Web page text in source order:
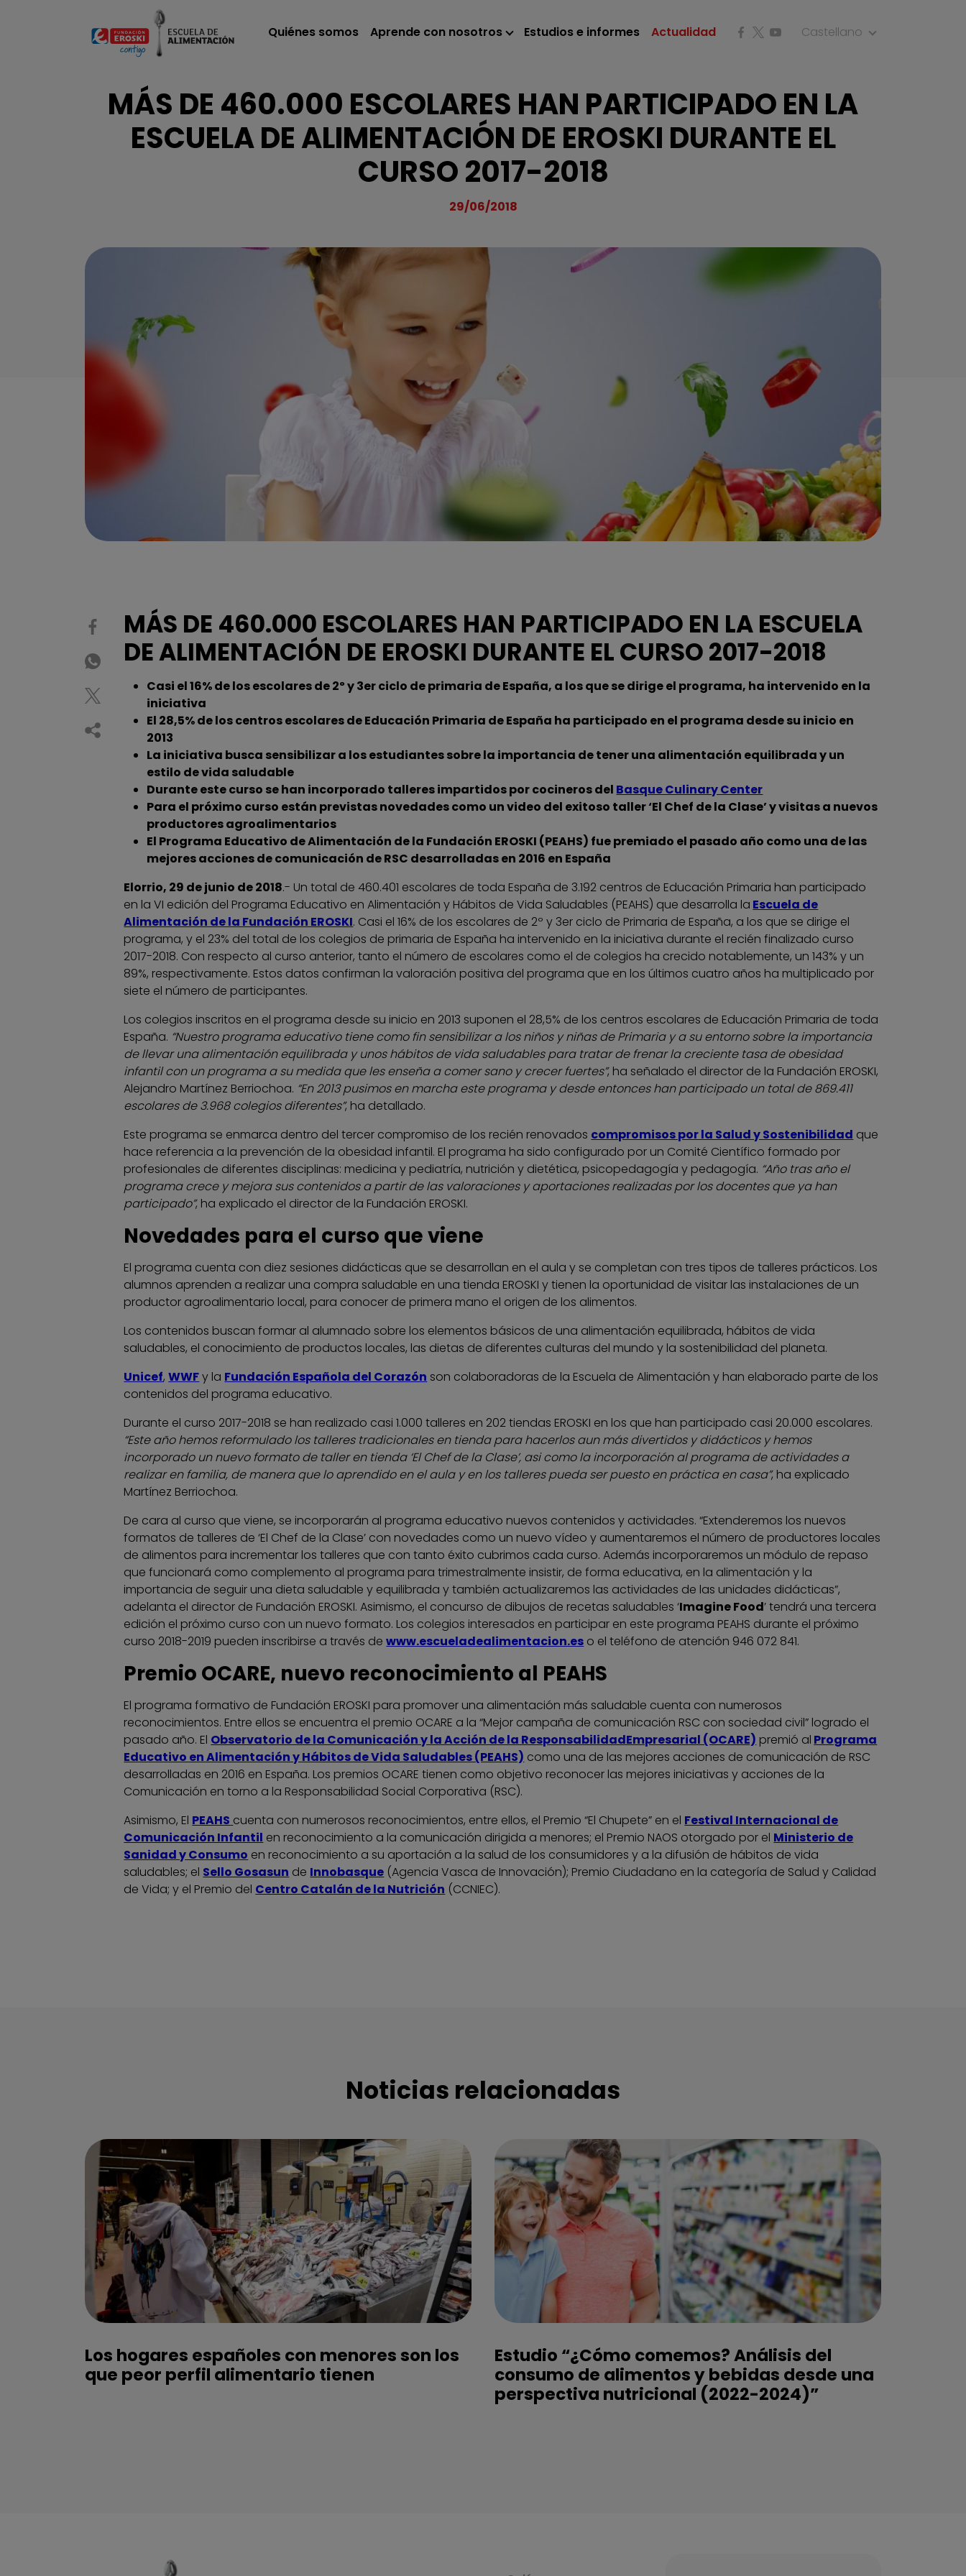
Pasar al contenido principal
Quiénes somos
Aprende con nosotros Estudios e informes Actualidad Castellano
MÁS DE 460.000 ESCOLARES HAN PARTICIPADO EN LA
ESCUELA DE ALIMENTACIÓN DE EROSKI DURANTE EL
CURSO 2017-2018
29/06/2018
MÁS DE 460.000 ESCOLARES HAN PARTICIPADO EN LA ESCUELA
DE ALIMENTACIÓN DE EROSKI DURANTE EL CURSO 2017-2018
Casi el 16% de los escolares de 2º y 3er ciclo de primaria de España, a los que se dirige el programa, ha intervenido en la
iniciativa
El 28,5% de los centros escolares de Educación Primaria de España ha participado en el programa desde su inicio en
2013
La iniciativa busca sensibilizar a los estudiantes sobre la importancia de tener una alimentación equilibrada y un
estilo de vida saludable
Durante este curso se han incorporado talleres impartidos por cocineros del Basque Culinary Center
Para el próximo curso están previstas novedades como un video del exitoso taller ‘El Chef de la Clase’ y visitas a nuevos
productores agroalimentarios
El Programa Educativo de Alimentación de la Fundación EROSKI (PEAHS) fue premiado el pasado año como una de las
mejores acciones de comunicación de RSC desarrolladas en 2016 en España
Elorrio, 29 de junio de 2018.- Un total de 460.401 escolares de toda España de 3.192 centros de Educación Primaria han participado
en la VI edición del Programa Educativo en Alimentación y Hábitos de Vida Saludables (PEAHS) que desarrolla la Escuela de
Alimentación de la Fundación EROSKI. Casi el 16% de los escolares de 2º y 3er ciclo de Primaria de España, a los que se dirige el
programa, y el 23% del total de los colegios de primaria de España ha intervenido en la iniciativa durante el recién finalizado curso
2017-2018. Con respecto al curso anterior, tanto el número de escolares como el de colegios ha crecido notablemente, un 143% y un
89%, respectivamente. Estos datos confirman la valoración positiva del programa que en los últimos cuatro años ha multiplicado por
siete el número de participantes.
Los colegios inscritos en el programa desde su inicio en 2013 suponen el 28,5% de los centros escolares de Educación Primaria de toda
España. “Nuestro programa educativo tiene como fin sensibilizar a los niños y niñas de Primaria y a su entorno sobre la importancia
de llevar una alimentación equilibrada y unos hábitos de vida saludables para tratar de frenar la creciente tasa de obesidad
infantil con un programa a su medida que les enseña a comer sano y crecer fuertes”, ha señalado el director de la Fundación EROSKI,
Alejandro Martínez Berriochoa. “En 2013 pusimos en marcha este programa y desde entonces han participado un total de 869.411
escolares de 3.968 colegios diferentes”, ha detallado.
Este programa se enmarca dentro del tercer compromiso de los recién renovados compromisos por la Salud y Sostenibilidad que
hace referencia a la prevención de la obesidad infantil. El programa ha sido configurado por un Comité Científico formado por
profesionales de diferentes disciplinas: medicina y pediatría, nutrición y dietética, psicopedagogía y pedagogía. “Año tras año el
programa crece y mejora sus contenidos a partir de las valoraciones y aportaciones realizadas por los docentes que ya han
participado”, ha explicado el director de la Fundación EROSKI.
Novedades para el curso que viene
El programa cuenta con diez sesiones didácticas que se desarrollan en el aula y se completan con tres tipos de talleres prácticos. Los
alumnos aprenden a realizar una compra saludable en una tienda EROSKI y tienen la oportunidad de visitar las instalaciones de un
productor agroalimentario local, para conocer de primera mano el origen de los alimentos.
Los contenidos buscan formar al alumnado sobre los elementos básicos de una alimentación equilibrada, hábitos de vida
saludables, el conocimiento de productos locales, las dietas de diferentes culturas del mundo y la sostenibilidad del planeta.
Unicef,WWFy la Fundación Española del Corazón son colaboradoras de la Escuela de Alimentación y han elaborado parte de los
contenidos del programa educativo.
Durante el curso 2017-2018 se han realizado casi 1.000 talleres en 202 tiendas EROSKI en los que han participado casi 20.000 escolares.
“Este año hemos reformulado los talleres tradicionales en tienda para hacerlos aun más divertidos y didácticos y hemos
incorporado un nuevo formato de taller en tienda ‘El Chef de la Clase’, asi como la incorporación al programa de actividades a
realizar en familia, de manera que lo aprendido en el aula y en los talleres pueda ser puesto en práctica en casa”, ha explicado
Martínez Berriochoa.
De cara al curso que viene, se incorporarán al programa educativo nuevos contenidos y actividades. “Extenderemos los nuevos
formatos de talleres de ‘El Chef de la Clase’ con novedades como un nuevo vídeo y aumentaremos el número de productores locales
de alimentos para incrementar los talleres que con tanto éxito cubrimos cada curso. Además incorporaremos un módulo de repaso
que funcionará como complemento al programa para trimestralmente insistir, de forma educativa, en la alimentación y la
importancia de seguir una dieta saludable y equilibrada y también actualizaremos las actividades de las unidades didácticas”,
adelanta el director de Fundación EROSKI. Asimismo, el concurso de dibujos de recetas saludables ‘Imagine Food’ tendrá una tercera
edición el próximo curso con un nuevo formato. Los colegios interesados en participar en este programa PEAHS durante el próximo
curso 2018-2019 pueden inscribirse a través dewww.escueladealimentacion.es o el teléfono de atención 946 072 841.
Premio OCARE, nuevo reconocimiento al PEAHS
El programa formativo de Fundación EROSKI para promover una alimentación más saludable cuenta con numerosos
reconocimientos. Entre ellos se encuentra el premio OCARE a la “Mejor campaña de comunicación RSC con sociedad civil” logrado el
pasado año. El Observatorio de la Comunicación y la Acción de la ResponsabilidadEmpresarial (OCARE) premió al Programa
Educativo en Alimentación y Hábitos de Vida Saludables (PEAHS) como una de las mejores acciones de comunicación de RSC
desarrolladas en 2016 en España. Los premios OCARE tienen como objetivo reconocer las mejores iniciativas y acciones de la
Comunicación en torno a la Responsabilidad Social Corporativa (RSC).
Asimismo, El PEAHS cuenta con numerosos reconocimientos, entre ellos, el Premio “El Chupete” en el Festival Internacional de
Comunicación Infantil en reconocimiento a la comunicación dirigida a menores; el Premio NAOS otorgado por el Ministerio de
Sanidad y Consumo en reconocimiento a su aportación a la salud de los consumidores y a la difusión de hábitos de vida
saludables; el Sello Gosasun de Innobasque (Agencia Vasca de Innovación); Premio Ciudadano en la categoría de Salud y Calidad
de Vida; y el Premio del Centro Catalán de la Nutrición (CCNIEC).
Noticias relacionadas
Los hogares españoles con menores son los
que peor perfil alimentario tienen
Estudio “¿Cómo comemos? Análisis del
consumo de alimentos y bebidas desde una
perspectiva nutricional (2022-2024)”